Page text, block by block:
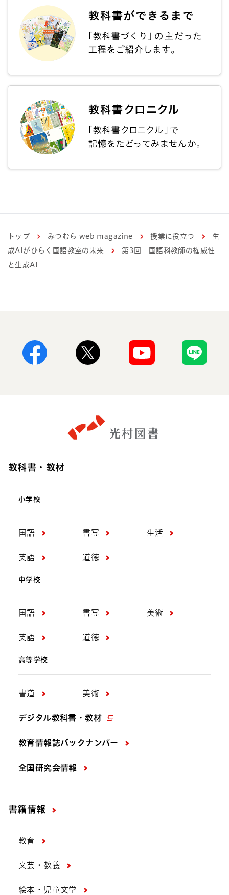
トップ みつむら web magazine 授業に役立つ
生
成AIがひらく国語教室の未来
第3回 国語科教師の権威性
と生成AI
教科書・教材
小学校
国語 書写 生活
英語 道徳
中学校
国語 書写 美術
英語 道徳
高等学校
書道 美術
デジタル教科書・教材
教育情報誌バックナンバー
全国研究会情報
書籍情報
教育
文芸・教養
絵本・児童文学